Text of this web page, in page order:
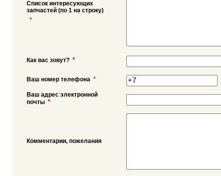
Список интересующих
запчастей (по 1 на строку)
*
Как вас зовут? *
Ваш номер телефона *
Ваш адрес электронной
почты *
Комментарии, пожелания